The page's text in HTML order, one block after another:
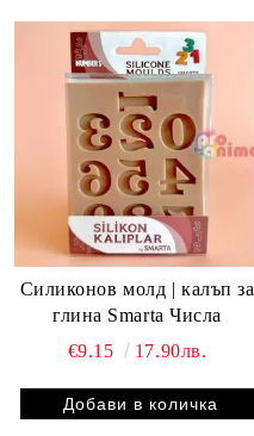
Силиконов молд | калъп за
глина Smarta Числа
€9.15
17.90лв.